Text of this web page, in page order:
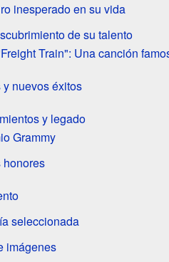
inesperado en su vida
de su talento
Train": Una canción
y nuevos éxitos
y legado
Grammy
honores
seleccionada
imágenes